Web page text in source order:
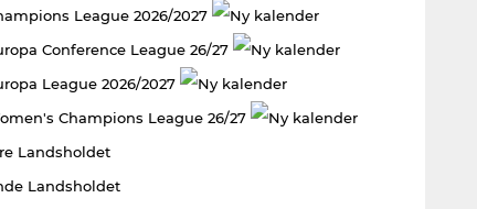
League 2026/2027
Conference League 26/27
League 2026/2027
Champions League 26/27
Landsholdet
Landsholdet